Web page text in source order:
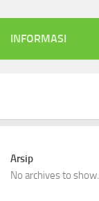
INFORMASI
Arsip
No archives to show.